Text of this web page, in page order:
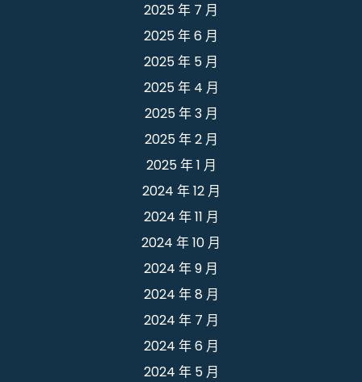
2025 年 7 月
2025 年 6 月
2025 年 5 月
2025 年 4 月
2025 年 3 月
2025 年 2 月
2025 年 1 月
2024 年 12 月
2024 年 11 月
2024 年 10 月
2024 年 9 月
2024 年 8 月
2024 年 7 月
2024 年 6 月
2024 年 5 月